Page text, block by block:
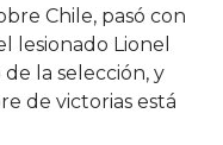
Chile, pasó con
lesionado Lionel
la selección, y
de victorias está